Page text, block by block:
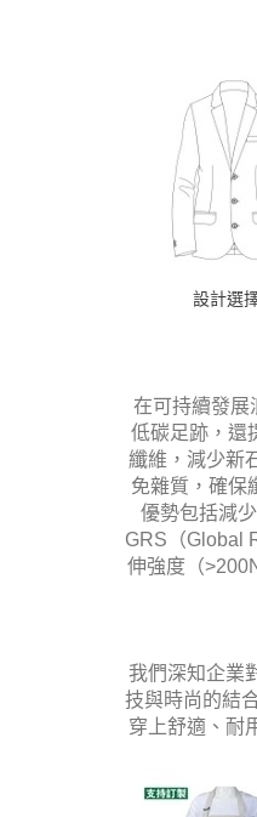
設計選
在可持續發展
低碳足跡，還
纖維，減少新
免雜質，確保
優勢包括減
GRS（Global
伸強度（
我們深知企業
技與時尚的結
穿上舒適、耐